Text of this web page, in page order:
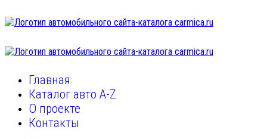
Главная
Каталог авто A-Z
О проекте
Контакты